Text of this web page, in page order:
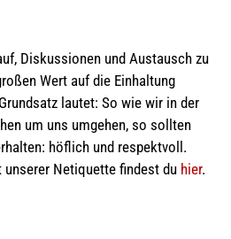
Diskussionen und Austausch zu
Wert auf die Einhaltung
lautet: So wie wir in der
um uns umgehen, so sollten
höflich und respektvoll.
Netiquette findest du hier.